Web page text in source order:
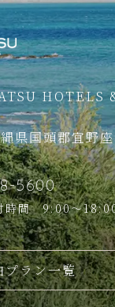
HOTELS
県国頭郡宜野
5600
時間 9:00～
プラン一覧